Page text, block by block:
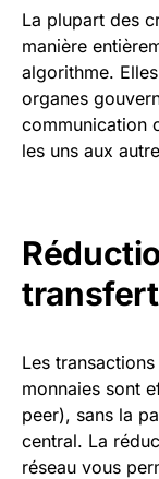
La plupart des
manière
algorithme.
organes
communication
les uns aux
transfert
Les
monnaies sont
peer), sans la
central. La
réseau vous